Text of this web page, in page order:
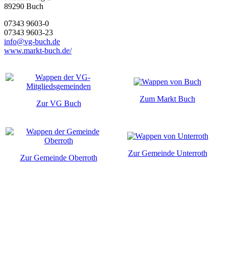
89290 Buch
07343 9603-0
07343 9603-23
info@vg-buch.de
www.markt-buch.de/
Zur VG Buch
Zum Markt Buch
Zur Gemeinde Oberroth
Zur Gemeinde Unterroth